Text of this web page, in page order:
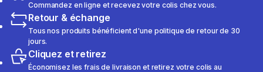
Commandez en ligne et recevez votre colis chez vous.
Retour & échange
Tous nos produits bénéficient d'une politique de retour de 30
jours.
Cliquez et retirez
Économisez les frais de livraison et retirez votre colis au